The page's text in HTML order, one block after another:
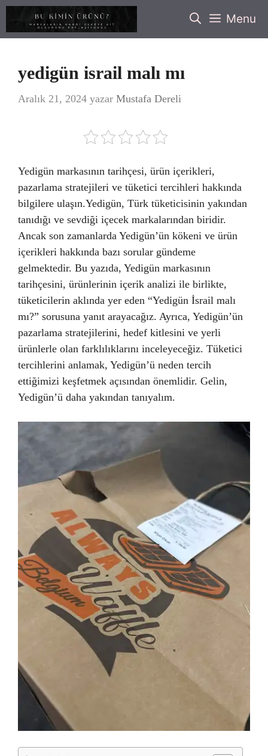
İçeriğe
Menu
yedigün israil malı mı
Aralık 21, 2024 yazar Mustafa Dereli
Yedigün markasının tarihçesi, ürün içerikleri,
pazarlama stratejileri ve tüketici tercihleri hakkında
bilgilere ulaşın.Yedigün, Türk tüketicisinin yakından
tanıdığı ve sevdiği içecek markalarından biridir.
Ancak son zamanlarda Yedigün’ün kökeni ve ürün
içerikleri hakkında bazı sorular gündeme
gelmektedir. Bu yazıda, Yedigün markasının
tarihçesini, ürünlerinin içerik analizi ile birlikte,
tüketicilerin aklında yer eden “Yedigün İsrail malı
mı?” sorusuna yanıt arayacağız. Ayrıca, Yedigün’ün
pazarlama stratejilerini, hedef kitlesini ve yerli
ürünlerle olan farklılıklarını inceleyeceğiz. Tüketici
tercihlerini anlamak, Yedigün’ü neden tercih
ettiğimizi keşfetmek açısından önemlidir. Gelin,
Yedigün’ü daha yakından tanıyalım.